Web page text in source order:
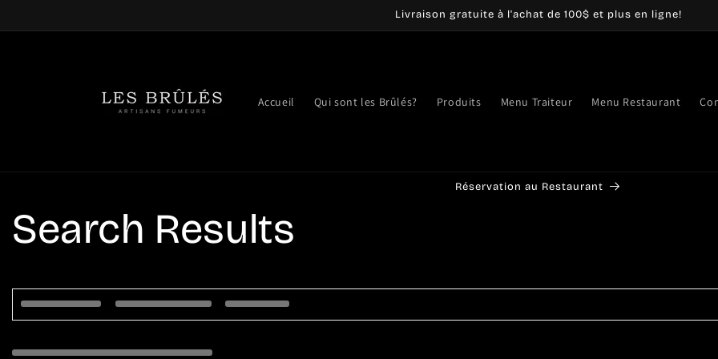
contenu
Livraison gratuite à l'achat de 100$ et plus en ligne!
Accueil Qui sont les Brûlés? Produits Menu Traiteur Menu Restaurant
Réservation au Restaurant
Search Results